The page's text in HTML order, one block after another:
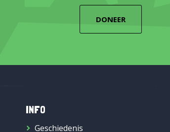
DONEER
INFO
Geschiedenis